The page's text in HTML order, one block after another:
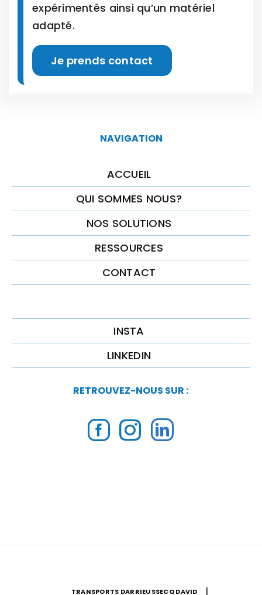
expérimentés ainsi qu’un matériel
adapté.
Je prends contact
NAVIGATION
ACCUEIL
QUI SOMMES NOUS?
NOS SOLUTIONS
RESSOURCES
CONTACT
INSTA
LINKEDIN
RETROUVEZ-NOUS SUR :
TRANSPORTS DARRIEUSSECQ DAVID |